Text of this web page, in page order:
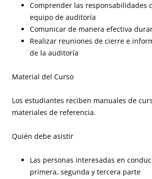
Comprender las responsabilidades
equipo de auditoría
Comunicar de manera efectiva
Realizar reuniones de cierre e
de la auditoría
Material del Curso
Los estudiantes reciben manuales de
materiales de referencia.
Quién debe asistir
Las personas interesadas en
primera, segunda y tercera parte